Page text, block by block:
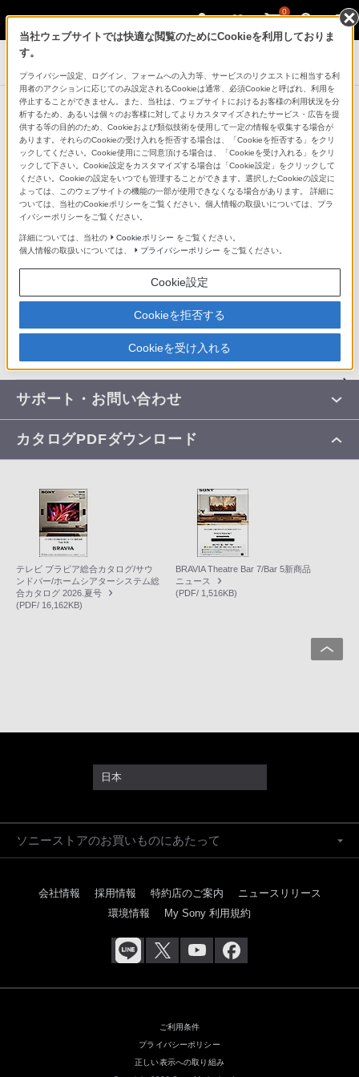
0
サウンドバー／ホームシアターシステム
製品に関する重要なお知らせ
2007年
2007年12月14日
ホームシアターシステム「HT-SF2000」スピ
2005年
2005年3月28日 DualDiscご使用に関するお知らせ
サポート・お問い合わせ
カタログPDFダウンロード
テレビ ブラビア総合カタログ/サウ
ンドバー/ホームシアターシステム総
合カタログ 2026.夏号
(PDF/ 16,162KB)
BRAVIA Theatre Bar 7/Bar 5新商品
ニュース
(PDF/ 1,516KB)
日本
ソニーストアのお買いものにあたって
会社情報 採用情報 特約店のご案内
ニュースリリース
環境情報
My Sony 利用規約
ご利用条件
プライバシーポリシー
正しい表示への取り組み
当社ウェブサイトでは快適な閲覧のためにCookieを利用しておりま
す。
プライバシー設定、ログイン、フォームへの入力等、サービスのリクエストに相当する利
用者のアクションに応じてのみ設定されるCookieは通常、必須Cookieと呼ばれ、利用を
停止することができません。また、当社は、ウェブサイトにおけるお客様の利用状況を分
析するため、あるいは個々のお客様に対してよりカスタマイズされたサービス・広告を提
供する等の目的のため、Cookieおよび類似技術を使用して一定の情報を収集する場合が
あります。それらのCookieの受け入れを拒否する場合は、「Cookieを拒否する」をクリ
ックしてください。Cookie使用にご同意頂ける場合は、「Cookieを受け入れる」をクリ
ックして下さい。Cookie設定をカスタマイズする場合は「Cookie設定」をクリックして
ください。Cookieの設定をいつでも管理することができます。選択したCookieの設定に
よっては、このウェブサイトの機能の一部が使用できなくなる場合があります。 詳細に
ついては、当社のCookieポリシーをご覧ください。個人情報の取扱いについては、プラ
イバシーポリシーをご覧ください。
詳細については、当社の Cookieポリシー をご覧ください。
個人情報の取扱いについては、
プライバシーポリシー をご覧ください。
Cookie設定
Cookieを拒否する
Cookieを受け入れる